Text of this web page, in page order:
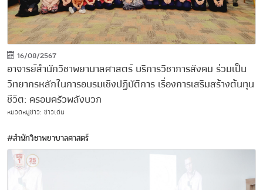
16/08/2567
อาจารย์สำนักวิชาพยาบาลศาสตร์ บริการวิชาการสังคม ร่วมเป็น
วิทยากรหลักในการอบรมเชิงปฏิบัติการ เรื่องการเสริมสร้างต้นทุน
ชีวิต: ครอบครัวพลังบวก
หมวดหมู่ข่าว: ข่าวเด่น
#สำนักวิชาพยาบาลศาสตร์